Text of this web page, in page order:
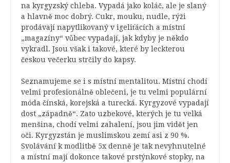
na kyrgyzský chleba. Vypadá jako koláč, ale je slaný
a hlavně moc dobrý. Cukr, mouku, nudle, rýži
prodávají napytlikovaný v igeliťácích a místní
„magazíny“ vůbec vypadají, jak kdyby je někdo
vykradl. Jsou však i takové, které by leckterou
českou večerku strčily do kapsy.
Seznamujeme se i s místní mentalitou. Místní chodí
velmi profesionálně oblečeni, je tu velmi populární
móda čínská, korejská a turecká. Kyrgyzové vypadají
dost „západně“. Zato uzbekové, kterých je tu velká
menšina, chodí velmi zahalení, jsou jim vidět jen
oči. Kyrgyzstán je muslimskou zemí asi z 90 %.
Svolávání k modlitbě 5x denně je tak nevyhnutelné
a místní mají dokonce takové prstýnkové stopky, na